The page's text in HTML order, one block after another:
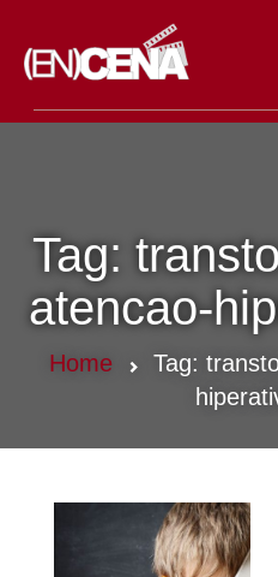
Tag:
atencao-
Home Tag: